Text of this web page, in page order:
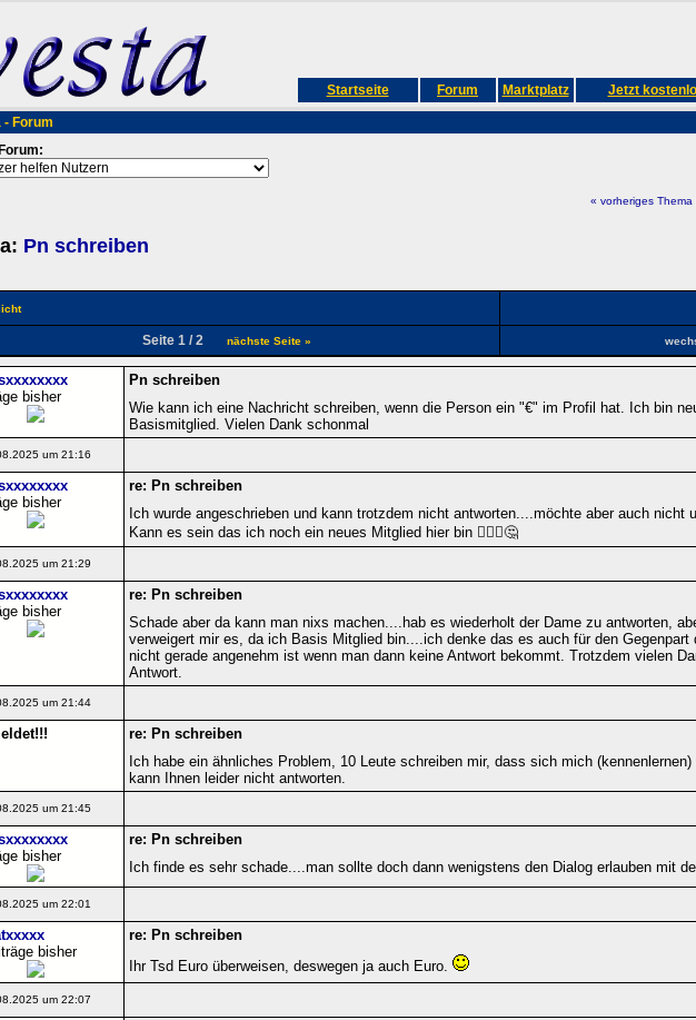
Startseite Forum Marktplatz Jetzt
- Forum
« vorheriges Thema|
Pn schreiben
Seite 1 / 2 nächste Seite »
bisher
Pn schreiben
Wie kann ich eine Nachricht schreiben, wenn die Person ein "€" im Profil hat. Ich bin
Basismitglied. Vielen Dank schonmal
um 21:16
bisher
re: Pn schreiben
Ich wurde angeschrieben und kann trotzdem nicht antworten....möchte aber auch nicht
Kann es sein das ich noch ein neues Mitglied hier bin 🤷🏼‍♀️🤔
um 21:29
bisher
re: Pn schreiben
Schade aber da kann man nixs machen....hab es wiederholt der Dame zu antworten,
verweigert mir es, da ich Basis Mitglied bin....ich denke das es auch für den Gegenpart
nicht gerade angenehm ist wenn man dann keine Antwort bekommt. Trotzdem vielen
Antwort.
um 21:44
re: Pn schreiben
Ich habe ein ähnliches Problem, 10 Leute schreiben mir, dass sich mich
kann Ihnen leider nicht antworten.
um 21:45
bisher
re: Pn schreiben
Ich finde es sehr schade....man sollte doch dann wenigstens den Dialog erlauben mit
um 22:01
bisher
re: Pn schreiben
Ihr Tsd Euro überweisen, deswegen ja auch Euro.
um 22:07